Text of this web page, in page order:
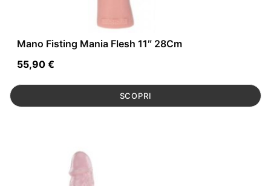
Mano Fisting Mania Flesh 11″ 28Cm
55,90 €
SCOPRI